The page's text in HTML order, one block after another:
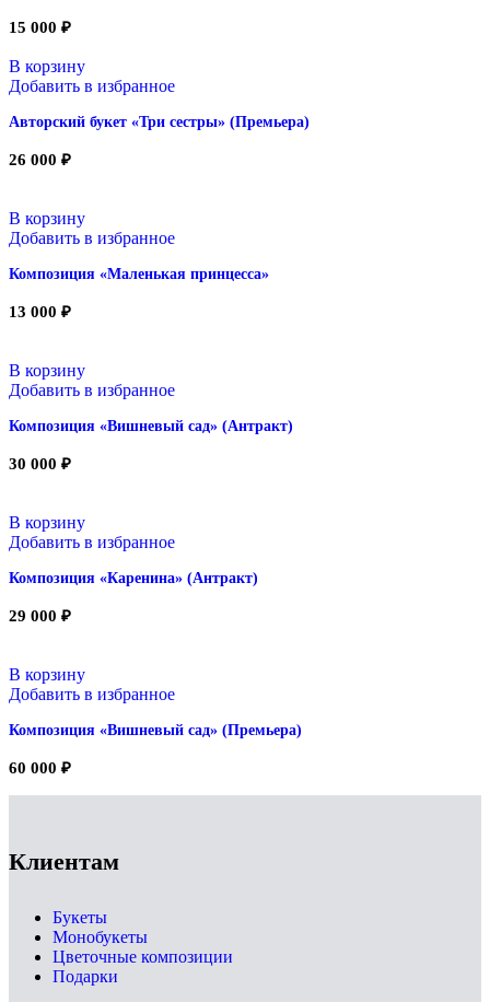
15 000 ₽
В корзину
Добавить в избранное
Авторский букет «Три сестры» (Премьера)
26 000 ₽
В корзину
Добавить в избранное
Композиция «Маленькая принцесса»
13 000 ₽
В корзину
Добавить в избранное
Композиция «Вишневый сад» (Антракт)
30 000 ₽
В корзину
Добавить в избранное
Композиция «Каренина» (Антракт)
29 000 ₽
В корзину
Добавить в избранное
Композиция «Вишневый сад» (Премьера)
60 000 ₽
Клиентам
Букеты
Монобукеты
Цветочные композиции
Подарки